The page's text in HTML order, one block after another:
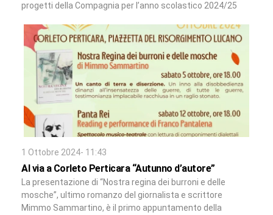
progetti della Compagnia per l’anno scolastico 2024/25
1 Ottobre 2024- 11:43
Al via a Corleto Perticara “Autunno d’autore”
La presentazione di “Nostra regina dei burroni e delle
mosche”, ultimo romanzo del giornalista e scrittore
Mimmo Sammartino, è il primo appuntamento della